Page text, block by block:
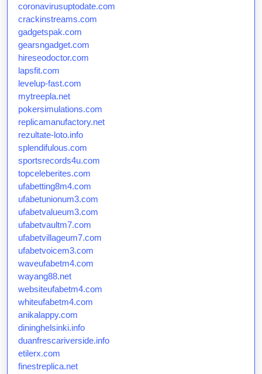
coronavirusuptodate.com
crackinstreams.com
gadgetspak.com
gearsngadget.com
hireseodoctor.com
lapsfit.com
levelup-fast.com
mytreepla.net
pokersimulations.com
replicamanufactory.net
rezultate-loto.info
splendifulous.com
sportsrecords4u.com
topceleberites.com
ufabetting8m4.com
ufabetunionum3.com
ufabetvalueum3.com
ufabetvaultm7.com
ufabetvillageum7.com
ufabetvoicem3.com
waveufabetm4.com
wayang88.net
websiteufabetm4.com
whiteufabetm4.com
anikalappy.com
dininghelsinki.info
duanfrescariverside.info
etilerx.com
finestreplica.net